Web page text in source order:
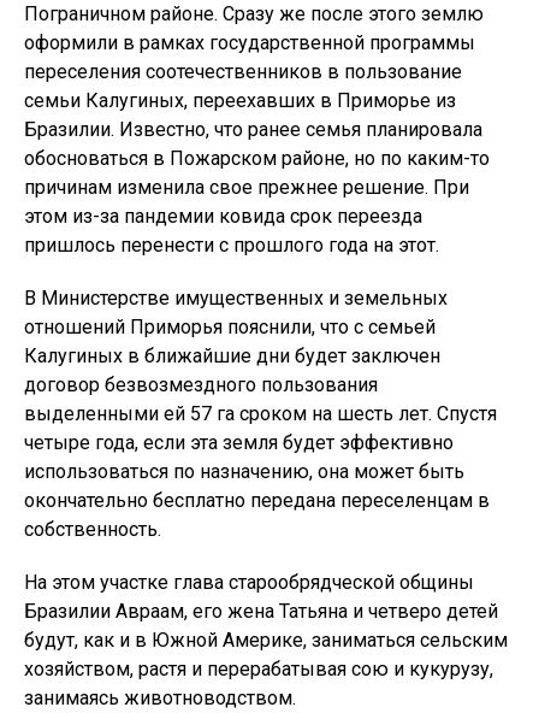
Пограничном районе. Сразу же после этого землю
оформили в рамках государственной программы
переселения соотечественников в пользование
семьи Калугиных, переехавших в Приморье из
Бразилии. Известно, что ранее семья планировала
обосноваться в Пожарском районе, но по каким-то
причинам изменила свое прежнее решение. При
этом из-за пандемии ковида срок переезда
пришлось перенести с прошлого года на этот.
В Министерстве имущественных и земельных
отношений Приморья пояснили, что с семьей
Калугиных в ближайшие дни будет заключен
договор безвозмездного пользования
выделенными ей 57 га сроком на шесть лет. Спустя
четыре года, если эта земля будет эффективно
использоваться по назначению, она может быть
окончательно бесплатно передана переселенцам в
собственность.
На этом участке глава старообрядческой общины
Бразилии Авраам, его жена Татьяна и четверо детей
будут, как и в Южной Америке, заниматься сельским
хозяйством, растя и перерабатывая сою и кукурузу,
занимаясь животноводством.